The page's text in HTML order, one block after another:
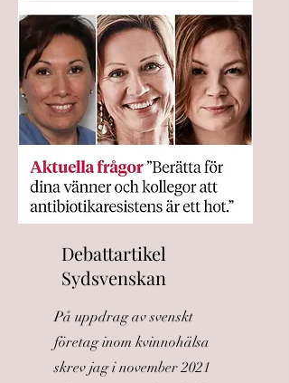
Debattartikel
Sydsvenskan
På uppdrag av svenskt
företag inom kvinnohälsa
skrev jag i november 2021